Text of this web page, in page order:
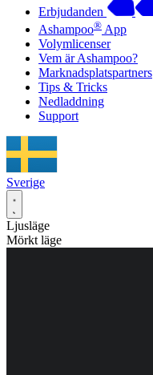
Erbjudanden
Ashampoo® App
Volymlicenser
Vem är Ashampoo?
Marknadsplatspartners
Tips & Tricks
Nedladdning
Support
Sverige
Ljusläge
Mörkt läge